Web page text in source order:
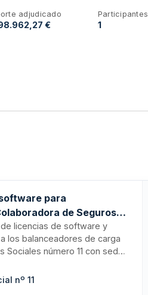
adjudicado
€
Participantes
1
para
de Seguros
licencias de software y
los balanceadores de carga
Sociales número 11 con sede
período de tres años, con
nº 11